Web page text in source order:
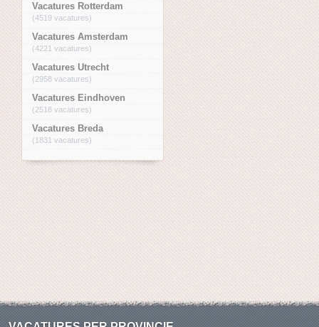
Vacatures Rotterdam
(4519 vacatures)
Vacatures Amsterdam
(4221 vacatures)
Vacatures Utrecht
(2958 vacatures)
Vacatures Eindhoven
(2518 vacatures)
Vacatures Breda
(1831 vacatures)